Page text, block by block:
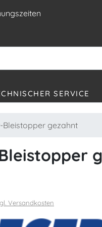
SERVICE
Bleistopper gezahnt
Versandkosten